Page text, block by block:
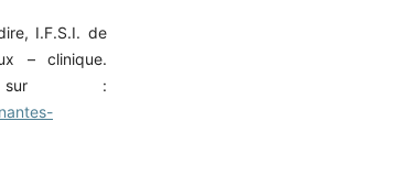
I.F.S.I. de
– clinique.
sur :